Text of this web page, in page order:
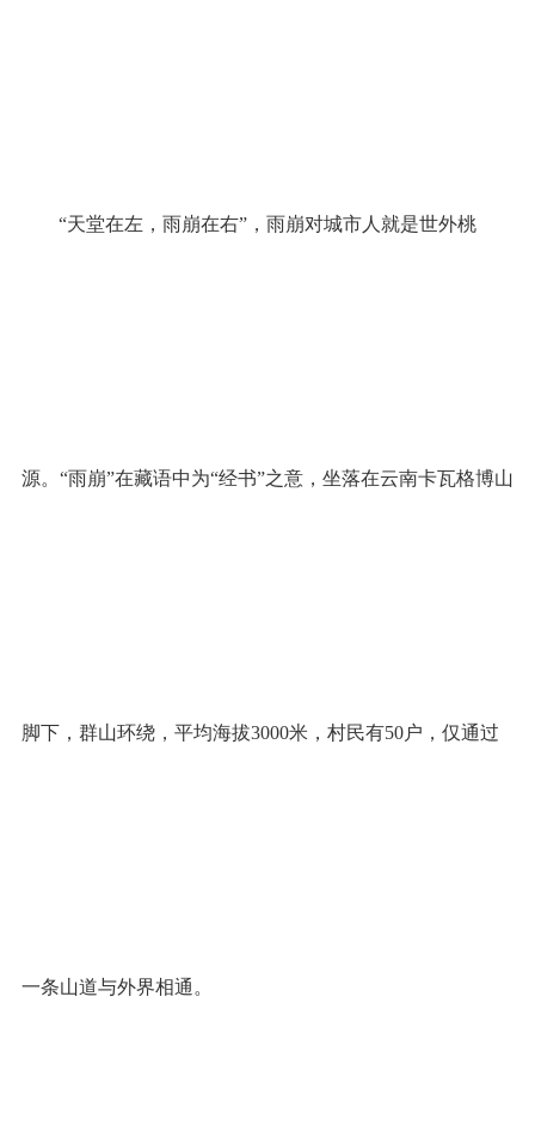
“天堂在左，雨崩在右”，雨崩对城市人就是世外桃
源。“雨崩”在藏语中为“经书”之意，坐落在云南卡瓦格博山
脚下，群山环绕，平均海拔3000米，村民有50户，仅通过
一条山道与外界相通。